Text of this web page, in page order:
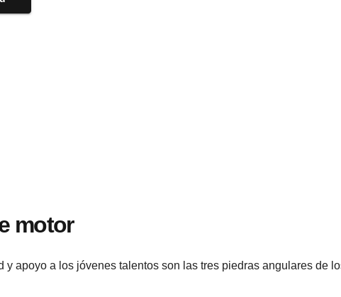
motor
y apoyo a los jóvenes talentos son las tres piedras angulares de